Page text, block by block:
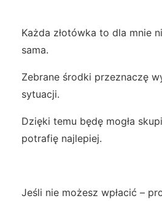
Każda złotówka to dla mnie
sama.
Zebrane środki przeznaczę
sytuacji.
Dzięki temu będę mogła
potrafię najlepiej.
Jeśli nie możesz wpłacić –